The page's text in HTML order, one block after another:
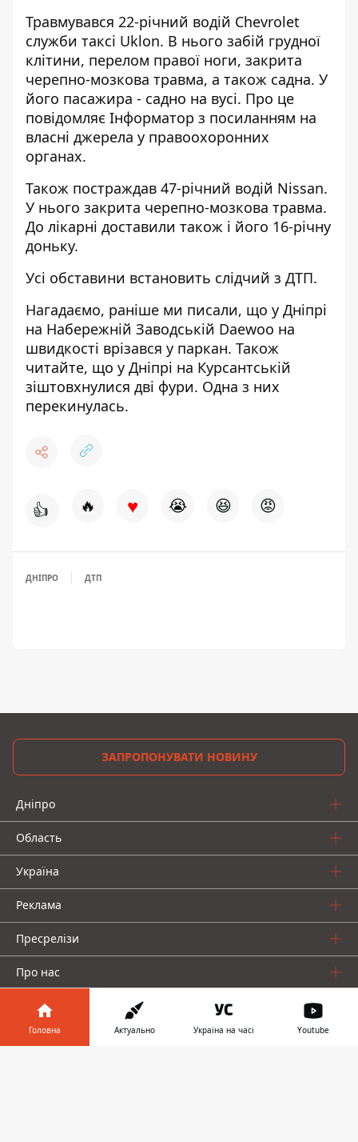
Травмувався 22-річний водій Chevrolet
служби таксі Uklon. В нього забій грудної
клітини, перелом правої ноги, закрита
черепно-мозкова травма, а також садна. У
його пасажира - садно на вусі. Про це
повідомляє Інформатор з посиланням на
власні джерела у правоохоронних
органах.
Також постраждав 47-річний водій Nissan.
У нього закрита черепно-мозкова травма.
До лікарні доставили також і його 16-річну
доньку.
Усі обставини встановить слідчий з ДТП.
Нагадаємо, раніше ми писали, що у Дніпрі
на Набережній Заводській Daewoo на
швидкості врізався у паркан. Також
читайте, що у Дніпрі на Курсантській
зіштовхнулися дві фури. Одна з них
перекинулась.
👍 🔥 ♥ 😭 😆 😡
ДНІПРО ДТП
ЗАПРОПОНУВАТИ НОВИНУ
Дніпро
Область
Україна
Реклама
Пресрелізи
Про нас
Головна Актуально Україна на часі Youtube